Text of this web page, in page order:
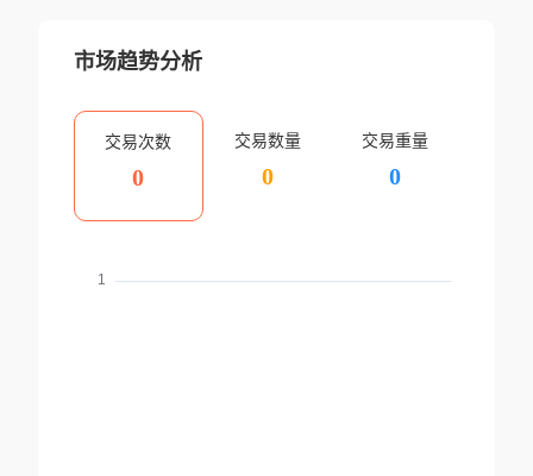
市场趋势分析
交易次数
0
交易数量
0
交易重量
0